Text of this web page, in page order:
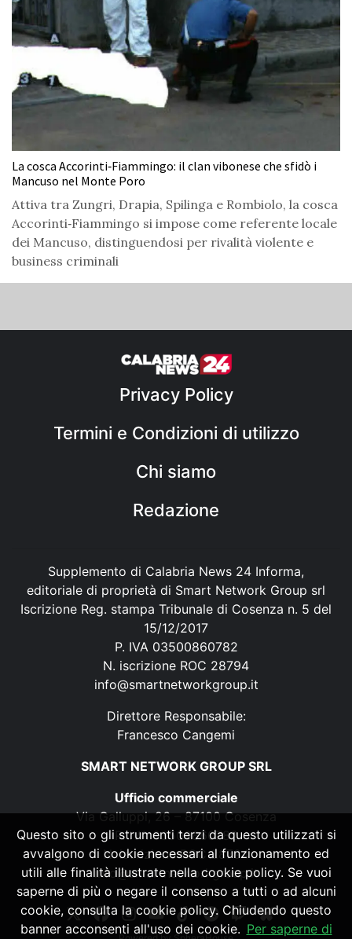
La cosca Accorinti‑Fiammingo: il clan vibonese che sfidò i
Mancuso nel Monte Poro
Attiva tra Zungri, Drapia, Spilinga e Rombiolo, la cosca
Accorinti‑Fiammingo si impose come referente locale
dei Mancuso, distinguendosi per rivalità violente e
business criminali
Privacy Policy
Termini e Condizioni di utilizzo
Chi siamo
Redazione
Supplemento di Calabria News 24 Informa,
editoriale di proprietà di Smart Network Group srl
Iscrizione Reg. stampa Tribunale di Cosenza n. 5 del
15/12/2017
P. IVA 03500860782
N. iscrizione ROC 28794
info@smartnetworkgroup.it
Direttore Responsabile:
Francesco Cangemi
SMART NETWORK GROUP SRL
Ufficio commerciale
Via Galluppi, 26 – 87100 Cosenza
P. IVA 03500860782
N. iscrizione ROC 28794
info@smartnetworkgroup.it
Questo sito o gli strumenti terzi da questo utilizzati si
avvalgono di cookie necessari al funzionamento ed
utili alle finalità illustrate nella cookie policy. Se vuoi
saperne di più o negare il consenso a tutti o ad alcuni
cookie, consulta la cookie policy. Chiudendo questo
banner acconsenti all'uso dei cookie. Per saperne di